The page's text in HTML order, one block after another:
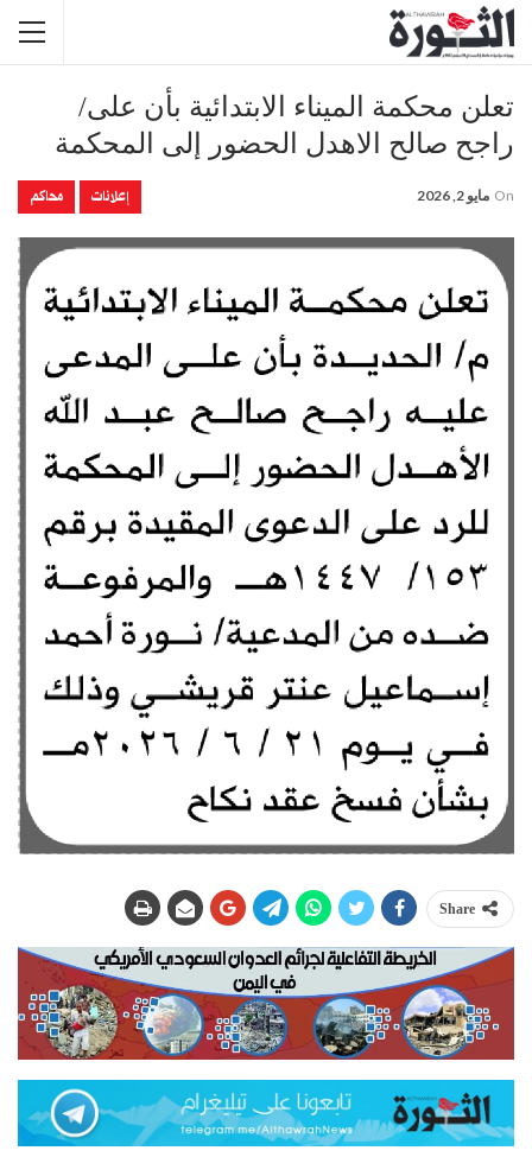
تعلن محكمة الميناء الابتدائية بأن على/
راجح صالح الاهدل الحضور إلى المحكمة
إعلانات محاكم On مايو 2, 2026
Share